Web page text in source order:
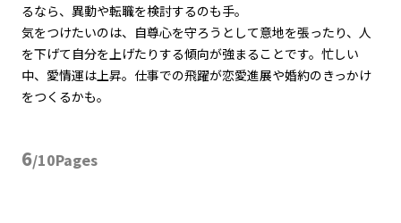
るなら、異動や転職を検討するのも手。
気をつけたいのは、自尊心を守ろうとして意地を張ったり、人
を下げて自分を上げたりする傾向が強まることです。忙しい
中、愛情運は上昇。仕事での飛躍が恋愛進展や婚約のきっかけ
をつくるかも。
6/10Pages